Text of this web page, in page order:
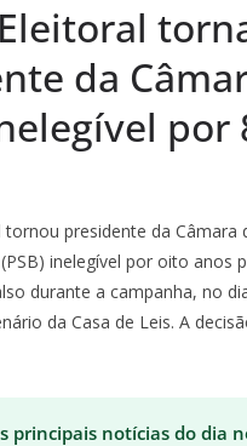
da
por
tornou presidente da Câmara
inelegível por oito anos
durante a campanha, no
da Casa de Leis. A
principais notícias do dia